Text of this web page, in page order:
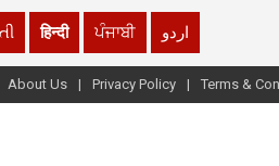
हिन्दी ਪੰਜਾਬੀ اردو
About Us Privacy Policy Terms &